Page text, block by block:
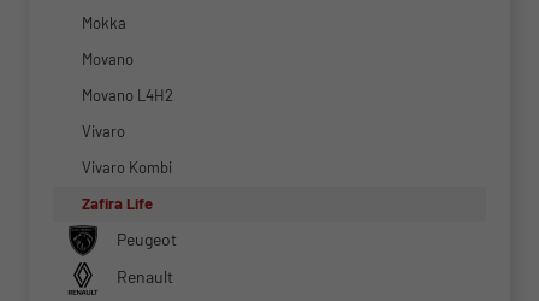
Mokka
Movano
Movano L4H2
Vivaro
Vivaro Kombi
Zafira Life
Peugeot
Renault